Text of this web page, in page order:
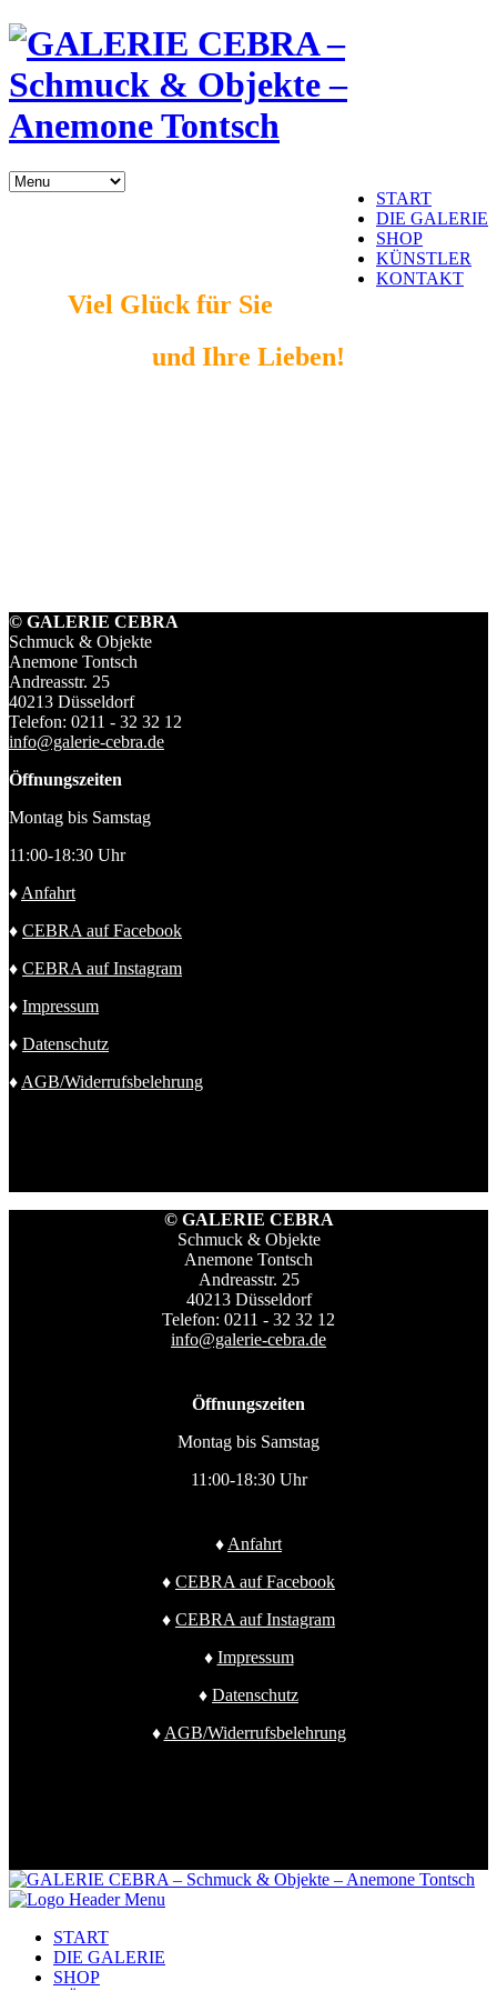
START
DIE GALERIE
SHOP
KÜNSTLER
KONTAKT
Viel Glück für Sie
und Ihre Lieben!
© GALERIE CEBRA
Schmuck & Objekte
Anemone Tontsch
Andreasstr. 25
40213 Düsseldorf
Telefon: 0211 - 32 32 12
info@galerie-cebra.de
Öffnungszeiten
Montag bis Samstag
11:00-18:30 Uhr
♦ Anfahrt
♦ CEBRA auf Facebook
♦ CEBRA auf Instagram
♦ Impressum
♦ Datenschutz
♦ AGB/Widerrufsbelehrung
© GALERIE CEBRA
Schmuck & Objekte
Anemone Tontsch
Andreasstr. 25
40213 Düsseldorf
Telefon: 0211 - 32 32 12
info@galerie-cebra.de
Öffnungszeiten
Montag bis Samstag
11:00-18:30 Uhr
♦ Anfahrt
♦ CEBRA auf Facebook
♦ CEBRA auf Instagram
♦ Impressum
♦ Datenschutz
♦ AGB/Widerrufsbelehrung
START
DIE GALERIE
SHOP